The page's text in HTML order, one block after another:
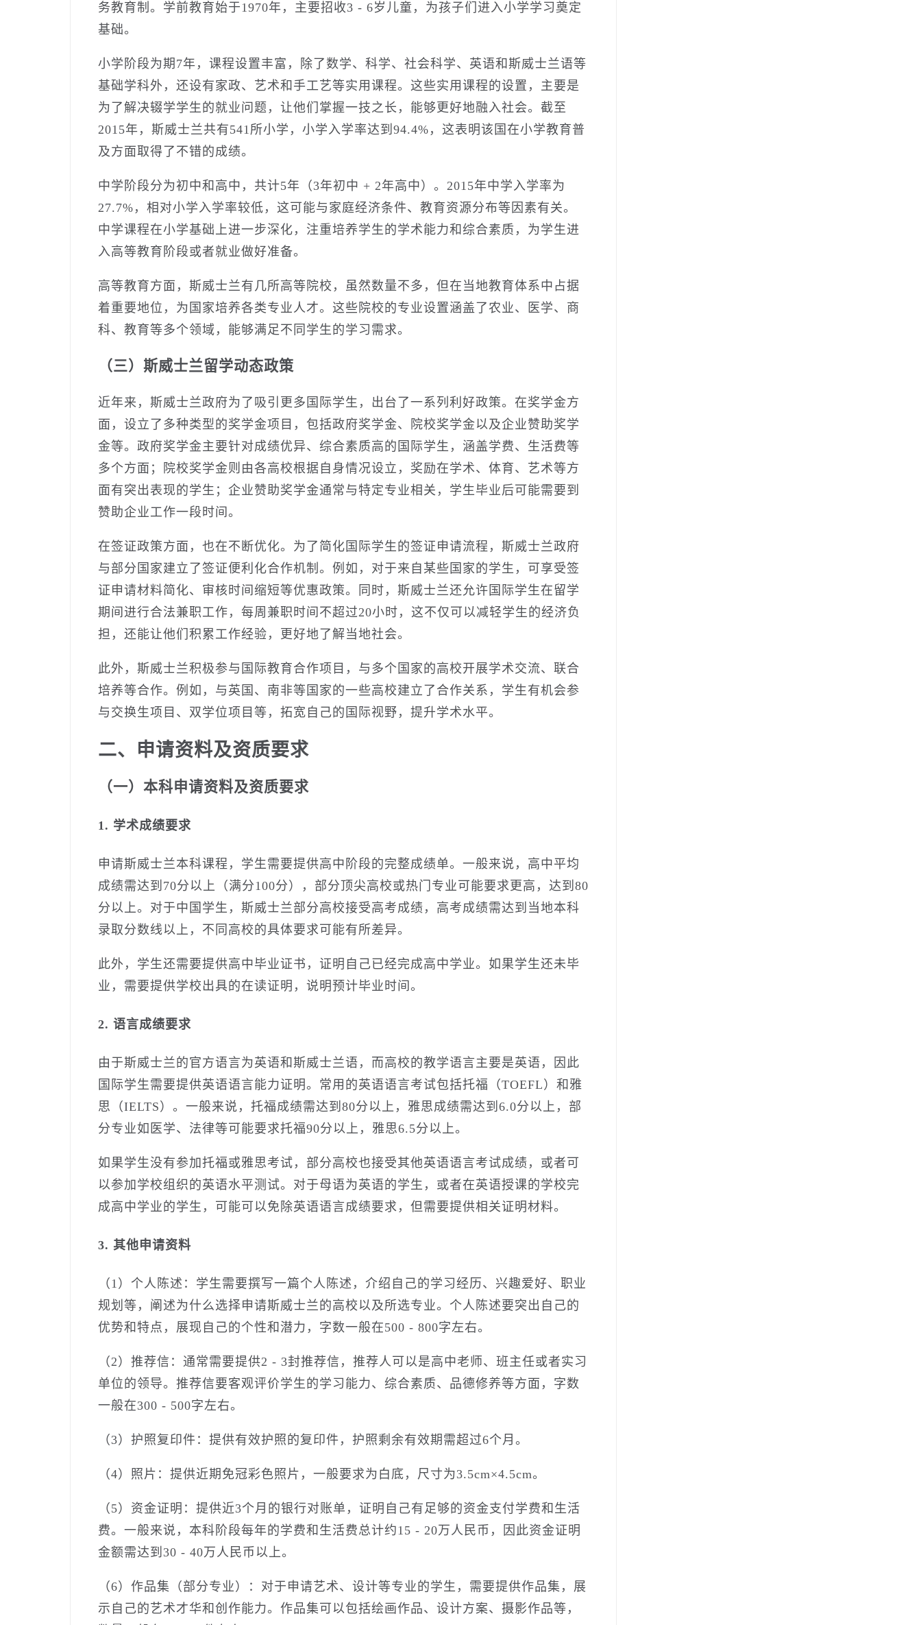
务教育制。学前教育始于1970年，主要招收3 - 6岁儿童，为孩子们进入小学学习奠定
基础。
小学阶段为期7年，课程设置丰富，除了数学、科学、社会科学、英语和斯威士兰语等
基础学科外，还设有家政、艺术和手工艺等实用课程。这些实用课程的设置，主要是
为了解决辍学学生的就业问题，让他们掌握一技之长，能够更好地融入社会。截至
2015年，斯威士兰共有541所小学，小学入学率达到94.4%，这表明该国在小学教育普
及方面取得了不错的成绩。
中学阶段分为初中和高中，共计5年（3年初中 + 2年高中）。2015年中学入学率为
27.7%，相对小学入学率较低，这可能与家庭经济条件、教育资源分布等因素有关。
中学课程在小学基础上进一步深化，注重培养学生的学术能力和综合素质，为学生进
入高等教育阶段或者就业做好准备。
高等教育方面，斯威士兰有几所高等院校，虽然数量不多，但在当地教育体系中占据
着重要地位，为国家培养各类专业人才。这些院校的专业设置涵盖了农业、医学、商
科、教育等多个领域，能够满足不同学生的学习需求。
（三）斯威士兰留学动态政策
近年来，斯威士兰政府为了吸引更多国际学生，出台了一系列利好政策。在奖学金方
面，设立了多种类型的奖学金项目，包括政府奖学金、院校奖学金以及企业赞助奖学
金等。政府奖学金主要针对成绩优异、综合素质高的国际学生，涵盖学费、生活费等
多个方面；院校奖学金则由各高校根据自身情况设立，奖励在学术、体育、艺术等方
面有突出表现的学生；企业赞助奖学金通常与特定专业相关，学生毕业后可能需要到
赞助企业工作一段时间。
在签证政策方面，也在不断优化。为了简化国际学生的签证申请流程，斯威士兰政府
与部分国家建立了签证便利化合作机制。例如，对于来自某些国家的学生，可享受签
证申请材料简化、审核时间缩短等优惠政策。同时，斯威士兰还允许国际学生在留学
期间进行合法兼职工作，每周兼职时间不超过20小时，这不仅可以减轻学生的经济负
担，还能让他们积累工作经验，更好地了解当地社会。
此外，斯威士兰积极参与国际教育合作项目，与多个国家的高校开展学术交流、联合
培养等合作。例如，与英国、南非等国家的一些高校建立了合作关系，学生有机会参
与交换生项目、双学位项目等，拓宽自己的国际视野，提升学术水平。
二、申请资料及资质要求
（一）本科申请资料及资质要求
1. 学术成绩要求
申请斯威士兰本科课程，学生需要提供高中阶段的完整成绩单。一般来说，高中平均
成绩需达到70分以上（满分100分），部分顶尖高校或热门专业可能要求更高，达到80
分以上。对于中国学生，斯威士兰部分高校接受高考成绩，高考成绩需达到当地本科
录取分数线以上，不同高校的具体要求可能有所差异。
此外，学生还需要提供高中毕业证书，证明自己已经完成高中学业。如果学生还未毕
业，需要提供学校出具的在读证明，说明预计毕业时间。
2. 语言成绩要求
由于斯威士兰的官方语言为英语和斯威士兰语，而高校的教学语言主要是英语，因此
国际学生需要提供英语语言能力证明。常用的英语语言考试包括托福（TOEFL）和雅
思（IELTS）。一般来说，托福成绩需达到80分以上，雅思成绩需达到6.0分以上，部
分专业如医学、法律等可能要求托福90分以上，雅思6.5分以上。
如果学生没有参加托福或雅思考试，部分高校也接受其他英语语言考试成绩，或者可
以参加学校组织的英语水平测试。对于母语为英语的学生，或者在英语授课的学校完
成高中学业的学生，可能可以免除英语语言成绩要求，但需要提供相关证明材料。
3. 其他申请资料
（1）个人陈述：学生需要撰写一篇个人陈述，介绍自己的学习经历、兴趣爱好、职业
规划等，阐述为什么选择申请斯威士兰的高校以及所选专业。个人陈述要突出自己的
优势和特点，展现自己的个性和潜力，字数一般在500 - 800字左右。
（2）推荐信：通常需要提供2 - 3封推荐信，推荐人可以是高中老师、班主任或者实习
单位的领导。推荐信要客观评价学生的学习能力、综合素质、品德修养等方面，字数
一般在300 - 500字左右。
（3）护照复印件：提供有效护照的复印件，护照剩余有效期需超过6个月。
（4）照片：提供近期免冠彩色照片，一般要求为白底，尺寸为3.5cm×4.5cm。
（5）资金证明：提供近3个月的银行对账单，证明自己有足够的资金支付学费和生活
费。一般来说，本科阶段每年的学费和生活费总计约15 - 20万人民币，因此资金证明
金额需达到30 - 40万人民币以上。
（6）作品集（部分专业）：对于申请艺术、设计等专业的学生，需要提供作品集，展
示自己的艺术才华和创作能力。作品集可以包括绘画作品、设计方案、摄影作品等，